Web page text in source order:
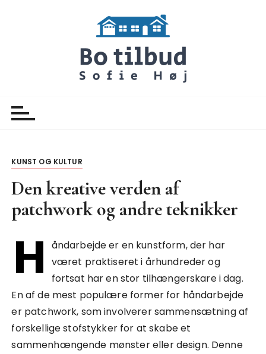
KUNST OG KULTUR
Den kreative verden af
patchwork og andre teknikker
H
åndarbejde er en kunstform, der har
været praktiseret i århundreder og
fortsat har en stor tilhængerskare i dag.
En af de mest populære former for håndarbejde
er patchwork, som involverer sammensætning af
forskellige stofstykker for at skabe et
sammenhængende mønster eller design. Denne